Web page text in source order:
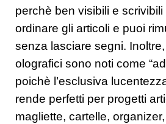
perchè ben visibili e
ordinare gli articoli e puoi
senza lasciare segni.
olografici sono noti come
poichè l’esclusiva
rende perfetti per progetti
magliette, cartelle,